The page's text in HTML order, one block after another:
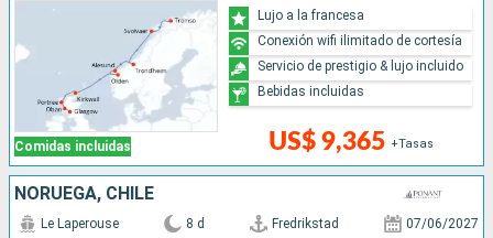
Comidas incluidas US$ 9,365 +Tasas
Lujo a la francesa
Conexión wifi ilimitado de cortesía
Servicio de prestigio & lujo incluido
Bebidas incluidas
NORUEGA, CHILE
Le Laperouse 8 d Fredrikstad 07/06/2027